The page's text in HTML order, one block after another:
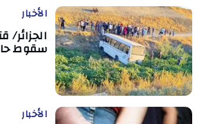
الأخبار
سقوط
الأخبار